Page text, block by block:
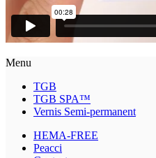
Menu
TGB
TGB SPA™
Vernis Semi-permanent
HEMA-FREE
Peacci